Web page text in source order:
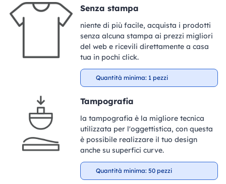
Senza stampa
niente di più facile, acquista i prodotti
senza alcuna stampa ai prezzi migliori
del web e ricevili direttamente a casa
tua in pochi click.
Quantità minima: 1 pezzi
Tampografia
la tampografia è la migliore tecnica
utilizzata per l'oggettistica, con questa
è possibile realizzare il tuo design
anche su superfici curve.
Quantità minima: 50 pezzi